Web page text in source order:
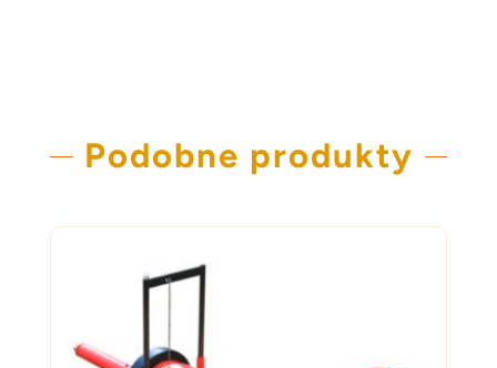
Podobne produkty